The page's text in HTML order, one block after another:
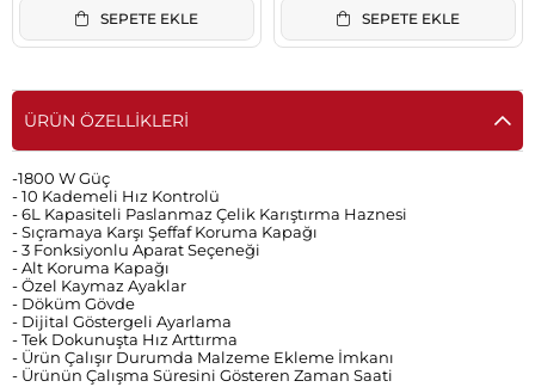
SEPETE EKLE SEPETE EKLE
ÜRÜN ÖZELLIKLERI
-1800 W Güç
- 10 Kademeli Hız Kontrolü
- 6L Kapasiteli Paslanmaz Çelik Karıştırma Haznesi
- Sıçramaya Karşı Şeffaf Koruma Kapağı
- 3 Fonksiyonlu Aparat Seçeneği
- Alt Koruma Kapağı
- Özel Kaymaz Ayaklar
- Döküm Gövde
- Dijital Göstergeli Ayarlama
- Tek Dokunuşta Hız Arttırma
- Ürün Çalışır Durumda Malzeme Ekleme İmkanı
- Ürünün Çalışma Süresini Gösteren Zaman Saati